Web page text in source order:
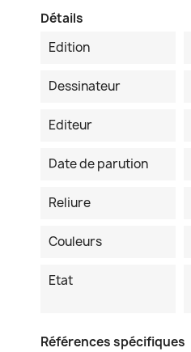
Détails
Edition
Dessinateur
Editeur
Date de parution
Reliure
Couleurs
Etat
Références spécifiques